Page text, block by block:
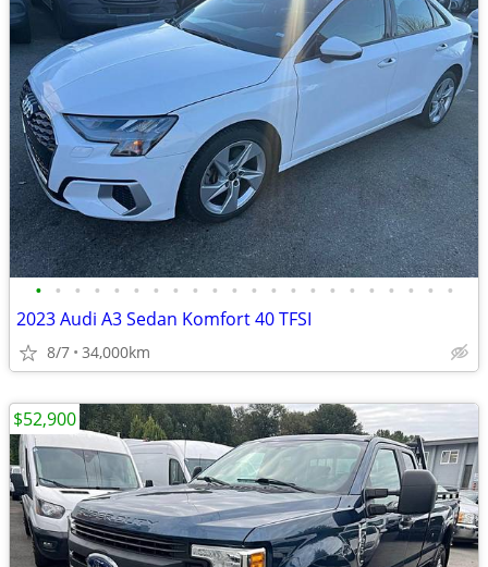
• • • • • • • • • • • • • • • • • • • • • •
2023 Audi A3 Sedan Komfort 40 TFSI
8/7 34,000km
$52,900